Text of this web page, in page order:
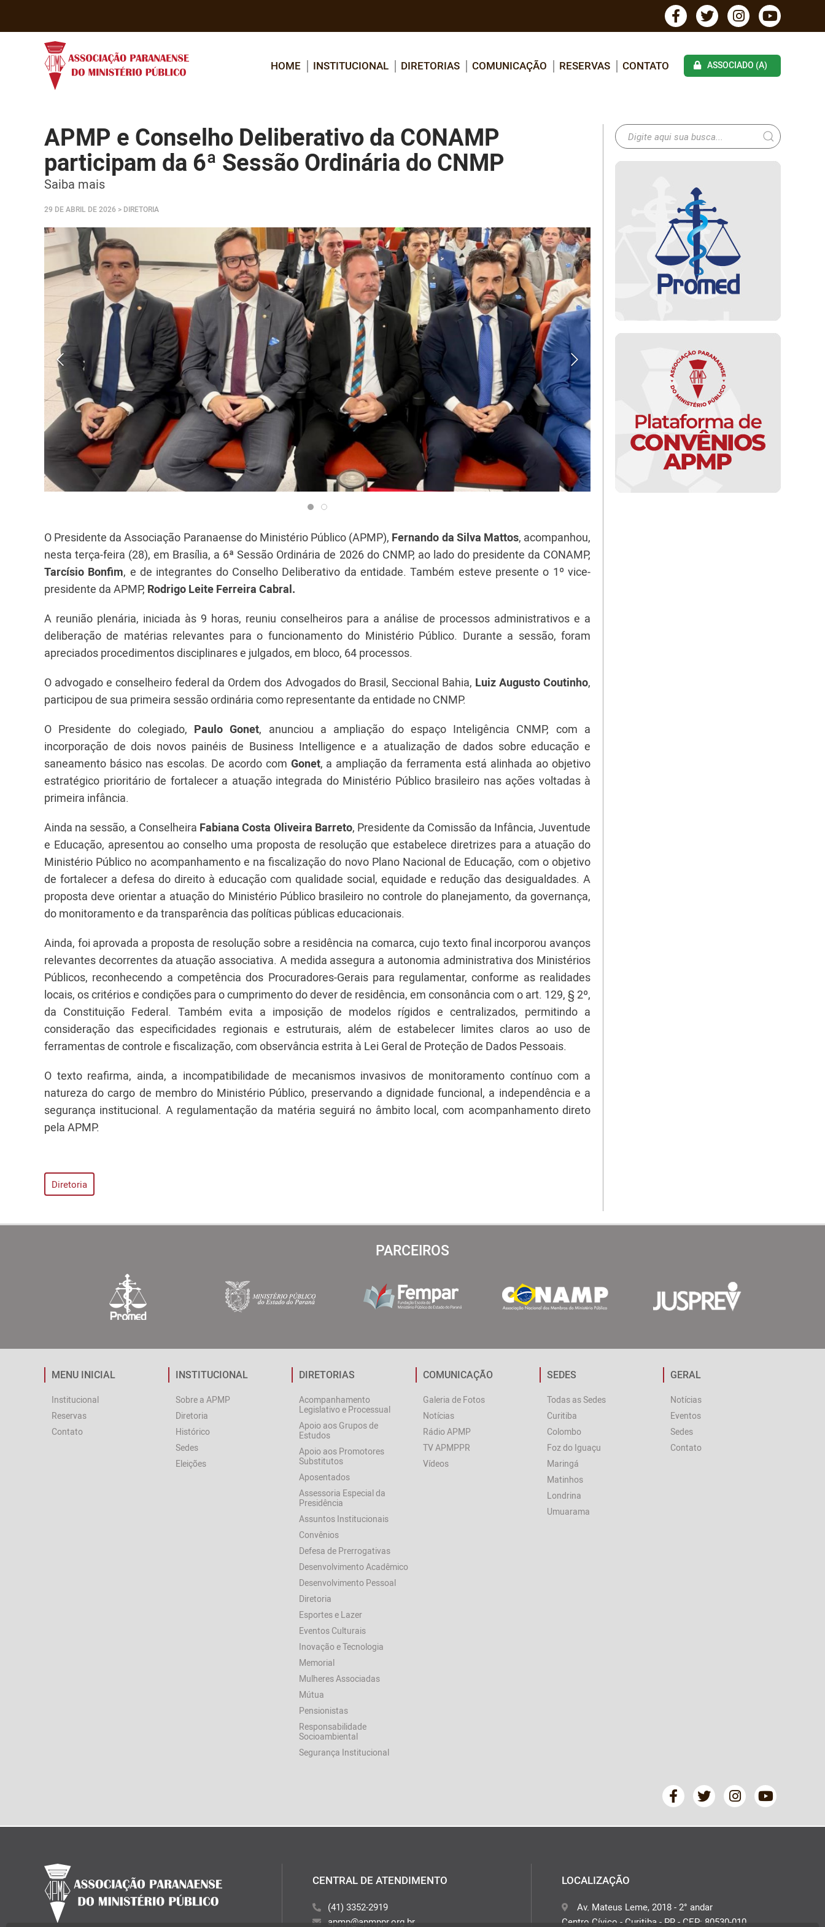
HOME INSTITUCIONAL DIRETORIAS COMUNICAÇÃO RESERVAS CONTATO ASSOCIADO (A)
APMP e Conselho Deliberativo da CONAMP
participam da 6ª Sessão Ordinária do CNMP
Saiba mais
29 DE ABRIL DE 2026 > DIRETORIA
O Presidente da Associação Paranaense do Ministério Público (APMP), Fernando da Silva Mattos, acompanhou,
nesta terça-feira (28), em Brasília, a 6ª Sessão Ordinária de 2026 do CNMP, ao lado do presidente da CONAMP,
Tarcísio Bonfim, e de integrantes do Conselho Deliberativo da entidade. Também esteve presente o 1º vice-
presidente da APMP, Rodrigo Leite Ferreira Cabral.
A reunião plenária, iniciada às 9 horas, reuniu conselheiros para a análise de processos administrativos e a
deliberação de matérias relevantes para o funcionamento do Ministério Público. Durante a sessão, foram
apreciados procedimentos disciplinares e julgados, em bloco, 64 processos.
O advogado e conselheiro federal da Ordem dos Advogados do Brasil, Seccional Bahia, Luiz Augusto Coutinho,
participou de sua primeira sessão ordinária como representante da entidade no CNMP.
O Presidente do colegiado, Paulo Gonet, anunciou a ampliação do espaço Inteligência CNMP, com a
incorporação de dois novos painéis de Business Intelligence e a atualização de dados sobre educação e
saneamento básico nas escolas. De acordo com Gonet, a ampliação da ferramenta está alinhada ao objetivo
estratégico prioritário de fortalecer a atuação integrada do Ministério Público brasileiro nas ações voltadas à
primeira infância.
Ainda na sessão, a Conselheira Fabiana Costa Oliveira Barreto, Presidente da Comissão da Infância, Juventude
e Educação, apresentou ao conselho uma proposta de resolução que estabelece diretrizes para a atuação do
Ministério Público no acompanhamento e na fiscalização do novo Plano Nacional de Educação, com o objetivo
de fortalecer a defesa do direito à educação com qualidade social, equidade e redução das desigualdades. A
proposta deve orientar a atuação do Ministério Público brasileiro no controle do planejamento, da governança,
do monitoramento e da transparência das políticas públicas educacionais.
Ainda, foi aprovada a proposta de resolução sobre a residência na comarca, cujo texto final incorporou avanços
relevantes decorrentes da atuação associativa. A medida assegura a autonomia administrativa dos Ministérios
Públicos, reconhecendo a competência dos Procuradores-Gerais para regulamentar, conforme as realidades
locais, os critérios e condições para o cumprimento do dever de residência, em consonância com o art. 129, § 2º,
da Constituição Federal. Também evita a imposição de modelos rígidos e centralizados, permitindo a
consideração das especificidades regionais e estruturais, além de estabelecer limites claros ao uso de
ferramentas de controle e fiscalização, com observância estrita à Lei Geral de Proteção de Dados Pessoais.
O texto reafirma, ainda, a incompatibilidade de mecanismos invasivos de monitoramento contínuo com a
natureza do cargo de membro do Ministério Público, preservando a dignidade funcional, a independência e a
segurança institucional. A regulamentação da matéria seguirá no âmbito local, com acompanhamento direto
pela APMP.
Diretoria
PARCEIROS
MENU INICIAL
Institucional
Reservas
Contato
INSTITUCIONAL
Sobre a APMP
Diretoria
Histórico
Sedes
Eleições
DIRETORIAS
Acompanhamento
Legislativo e Processual
Apoio aos Grupos de
Estudos
Apoio aos Promotores
Substitutos
Aposentados
Assessoria Especial da
Presidência
Assuntos Institucionais
Convênios
Defesa de Prerrogativas
Desenvolvimento Acadêmico
Desenvolvimento Pessoal
Diretoria
Esportes e Lazer
Eventos Culturais
Inovação e Tecnologia
Memorial
Mulheres Associadas
Mútua
Pensionistas
Responsabilidade
Socioambiental
Segurança Institucional
COMUNICAÇÃO
Galeria de Fotos
Notícias
Rádio APMP
TV APMPPR
Vídeos
SEDES
Todas as Sedes
Curitiba
Colombo
Foz do Iguaçu
Maringá
Matinhos
Londrina
Umuarama
GERAL
Notícias
Eventos
Sedes
Contato
CENTRAL DE ATENDIMENTO
(41) 3352-2919
apmp@apmppr.org.br
LOCALIZAÇÃO
Av. Mateus Leme, 2018 - 2° andar
Centro Cívico - Curitiba - PR - CEP: 80530-010